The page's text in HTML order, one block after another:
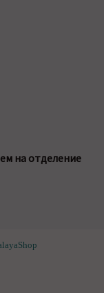
на отделение